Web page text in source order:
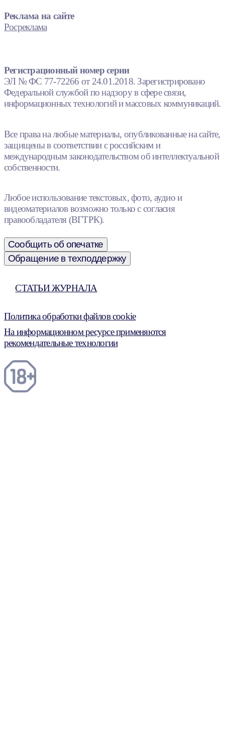
Реклама на сайте
Росреклама
Регистрационный номер серии
ЭЛ № ФС 77-72266 от 24.01.2018. Зарегистрировано
Федеральной службой по надзору в сфере связи,
информационных технологий и массовых коммуникаций.
Все права на любые материалы, опубликованные на сайте,
защищены в соответствии с российским и
международным законодательством об интеллектуальной
собственности.
Любое использование текстовых, фото, аудио и
видеоматериалов возможно только с согласия
правообладателя (ВГТРК).
Сообщить об опечатке
Обращение в техподдержку
СТАТЬИ ЖУРНАЛА
Политика обработки файлов cookie
На информационном ресурсе применяются
рекомендательные технологии